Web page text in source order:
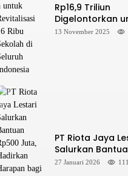
Rp16,9 Triliun
Digelontorkan
Revitalisasi 16
13 November 2025
PT Riota Jaya
Salurkan
Juta, Hadirkan
27 Januari 2026